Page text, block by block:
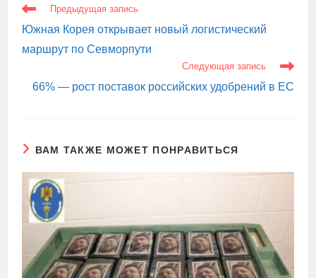
ЕЩЕ
СТАТЬИ
Предыдущая запись
Южная Корея открывает новый логистический
маршрут по Севморпути
Следующая запись
66% — рост поставок российских удобрений в ЕС
ВАМ ТАКЖЕ МОЖЕТ ПОНРАВИТЬСЯ